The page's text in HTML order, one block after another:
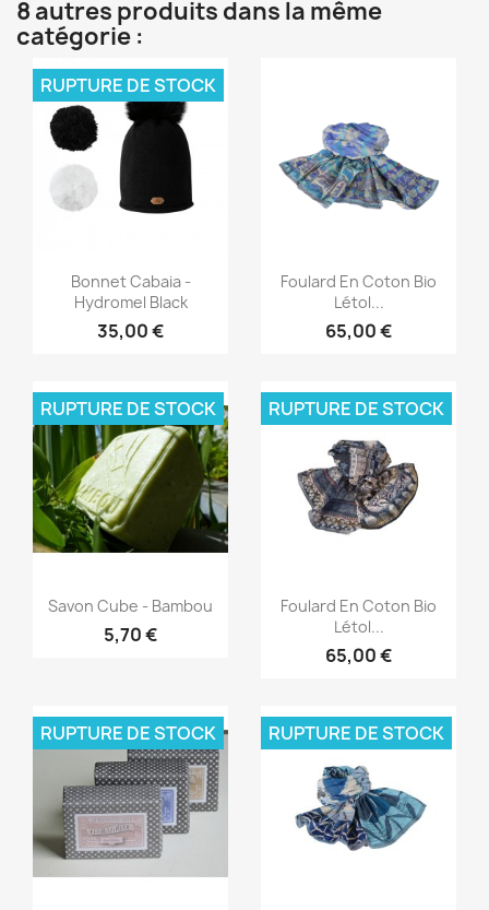
8 autres produits dans la même
catégorie :
Aperçu rapide
Bonnet Cabaia -
Hydromel Black
35,00 €
RUPTURE DE STOCK
Aperçu rapide
Foulard En Coton Bio
Létol...
65,00 €
Aperçu rapide
Savon Cube - Bambou
5,70 €
RUPTURE DE STOCK
Aperçu rapide
Foulard En Coton Bio
Létol...
65,00 €
RUPTURE DE STOCK
RUPTURE DE STOCK RUPTURE DE STOCK